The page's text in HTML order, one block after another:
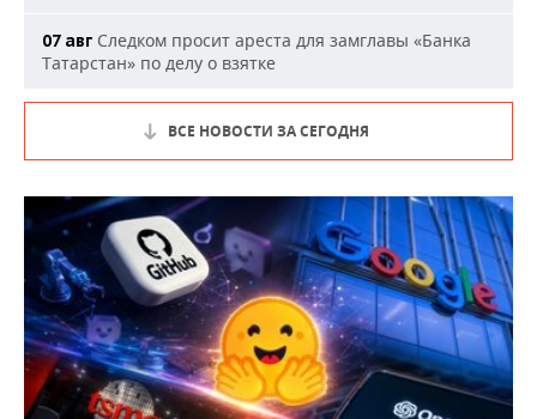
07 авг Следком просит ареста для замглавы «Банка
Татарстан» по делу о взятке
ВСЕ НОВОСТИ ЗА СЕГОДНЯ